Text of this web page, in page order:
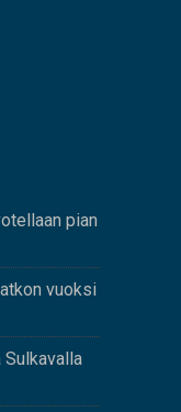
pian
vuoksi